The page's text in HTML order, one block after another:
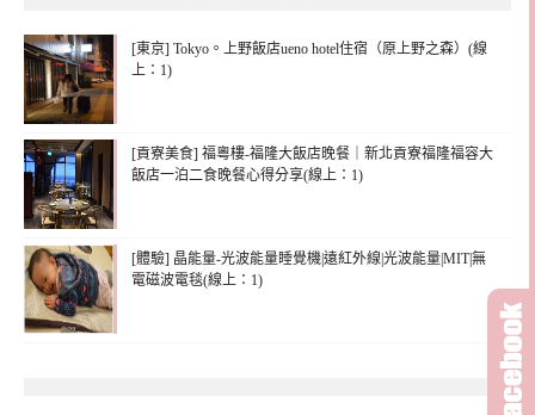
[東京] Tokyo。上野飯店ueno hotel住宿（原上野之森）(線
上：1)
[貢寮美食] 福粵樓-福隆大飯店晚餐｜新北貢寮福隆福容大
飯店一泊二食晚餐心得分享(線上：1)
[體驗] 晶能量-光波能量睡覺機|遠紅外線|光波能量|MIT|無
電磁波電毯(線上：1)